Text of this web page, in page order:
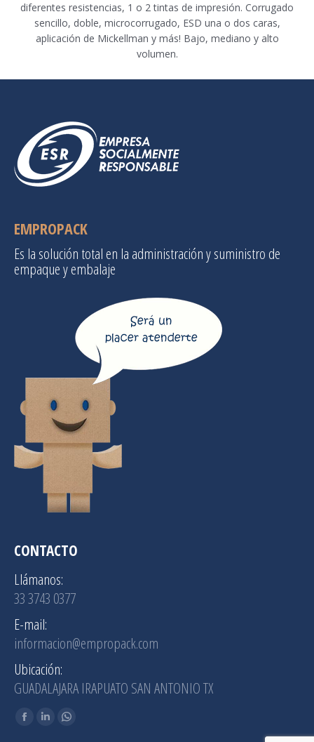
diferentes resistencias, 1 o 2 tintas de impresión. Corrugado
sencillo, doble, microcorrugado, ESD una o dos caras,
aplicación de Mickellman y más! Bajo, mediano y alto
volumen.
EMPROPACK
Es la solución total en la administración y suministro de
empaque y embalaje
CONTACTO
Llámanos:
33 3743 0377
E-mail:
informacion@empropack.com
Ubicación:
GUADALAJARA IRAPUATO SAN ANTONIO TX
Find us on:
FacebookLinkedinWhatsapp